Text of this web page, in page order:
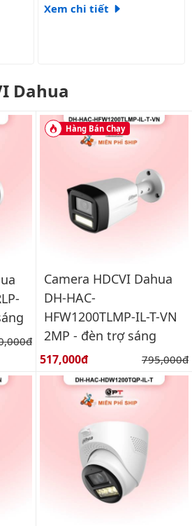
Xem chi tiết
Dahua
gốc:
Hàng Bán Chạy
Camera HDCVI Dahua
DH-HAC-
HFW1200TLMP-IL-T-VN
2MP - đèn trợ sáng
Giá bán:
517,000đ Giá gốc:
795,000đ